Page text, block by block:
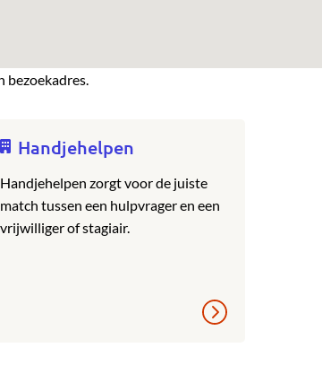
bezoekadres.
Handjehelpen
Handjehelpen zorgt voor de juiste
match tussen een hulpvrager en een
vrijwilliger of stagiair.